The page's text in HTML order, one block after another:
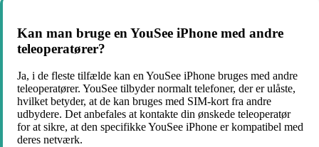
Kan man bruge en YouSee iPhone med andre
teleoperatører?
Ja, i de fleste tilfælde kan en YouSee iPhone bruges med andre
teleoperatører. YouSee tilbyder normalt telefoner, der er ulåste,
hvilket betyder, at de kan bruges med SIM-kort fra andre
udbydere. Det anbefales at kontakte din ønskede teleoperatør
for at sikre, at den specifikke YouSee iPhone er kompatibel med
deres netværk.